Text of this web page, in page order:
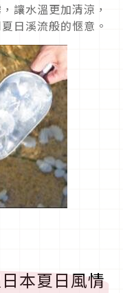
讓水溫更加清涼，
日溪流般的愜意。
本夏日風情